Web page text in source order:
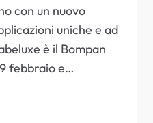
con un nuovo
uniche e ad
è il Bompan
febbraio e…